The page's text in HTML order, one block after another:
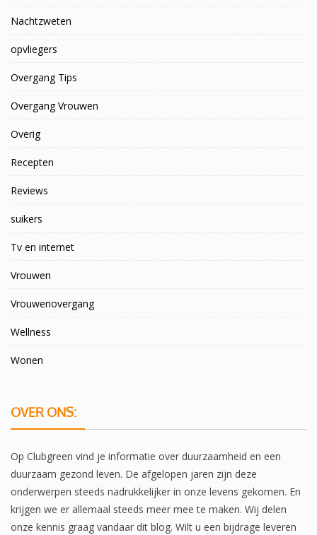
Nachtzweten
opvliegers
Overgang Tips
Overgang Vrouwen
Overig
Recepten
Reviews
suikers
Tv en internet
Vrouwen
Vrouwenovergang
Wellness
Wonen
OVER ONS:
Op Clubgreen vind je informatie over duurzaamheid en een
duurzaam gezond leven. De afgelopen jaren zijn deze
onderwerpen steeds nadrukkelijker in onze levens gekomen. En
krijgen we er allemaal steeds meer mee te maken. Wij delen
onze kennis graag vandaar dit blog. Wilt u een bijdrage leveren